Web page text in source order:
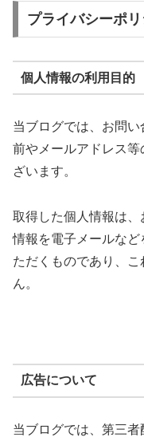
プライバシーポ
個人情報の利用目的
当ブログでは、お問
前やメールアドレス
ざいます。
取得した個人情報は
情報を電子メールな
ただくものであり、
ん。
広告について
当ブログでは、第三